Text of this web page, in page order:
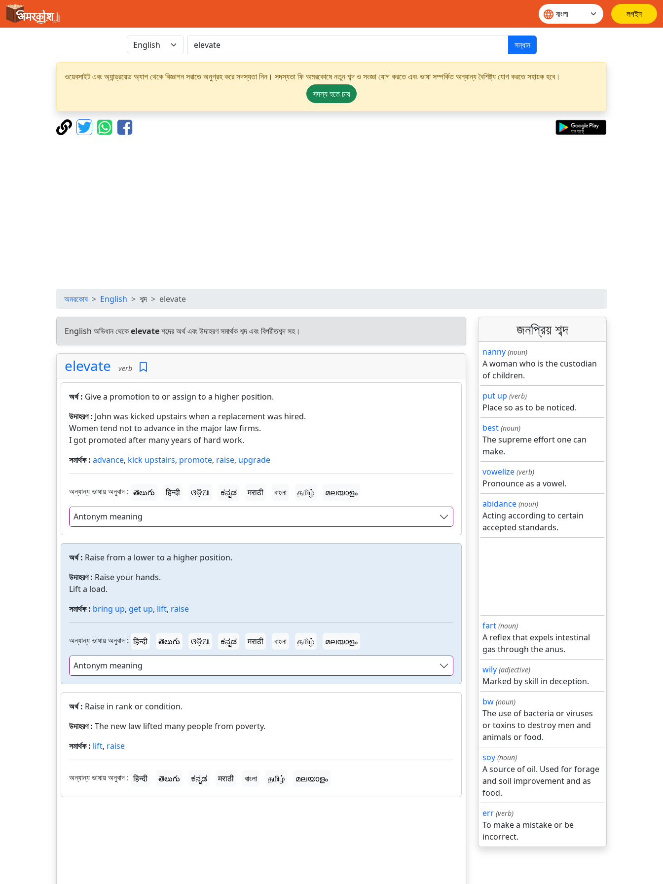
লগইন
সন্ধান
ওয়েবসাইট এবং অ্যান্ড্রয়েড অ্যাপ থেকে বিজ্ঞাপন সরাতে অনুগ্রহ করে সদস্যতা নিন। সদস্যতা ফি অমরকোষে নতুন শব্দ ও সংজ্ঞা যোগ করতে এবং ভাষা সম্পর্কিত অন্যান্য বৈশিষ্ট্য যোগ করতে সহায়ক হবে।
সদস্য হতে চায়
অমরকোষ English শব্দ elevate
English অভিধান থেকেelevateশব্দের অর্থ এবং উদাহরণ সমার্থক শব্দ এবং বিপরীতশব্দ সহ।
elevate verb
অর্থ : Give a promotion to or assign to a higher position.
উদাহরণ : John was kicked upstairs when a replacement was hired.
Women tend not to advance in the major law firms.
I got promoted after many years of hard work.
সমার্থক : advance, kick upstairs, promote, raise, upgrade
অন্যান্য ভাষায় অনুবাদ : తెలుగు हिन्दी ଓଡ଼ିଆ ಕನ್ನಡ मराठी বাংলা தமிழ் മലയാളം
Antonym meaning
অর্থ : Raise from a lower to a higher position.
উদাহরণ : Raise your hands.
Lift a load.
সমার্থক : bring up, get up, lift, raise
অন্যান্য ভাষায় অনুবাদ : हिन्दी తెలుగు ଓଡ଼ିଆ ಕನ್ನಡ मराठी বাংলা தமிழ் മലയാളം
Antonym meaning
অর্থ : Raise in rank or condition.
উদাহরণ : The new law lifted many people from poverty.
সমার্থক : lift, raise
অন্যান্য ভাষায় অনুবাদ : हिन्दी తెలుగు ಕನ್ನಡ मराठी বাংলা தமிழ் മലയാളം
জনপ্রিয় শব্দ
nanny (noun)
A woman who is the custodian
of children.
put up (verb)
Place so as to be noticed.
best (noun)
The supreme effort one can
make.
vowelize (verb)
Pronounce as a vowel.
abidance (noun)
Acting according to certain
accepted standards.
fart (noun)
A reflex that expels intestinal
gas through the anus.
wily (adjective)
Marked by skill in deception.
bw (noun)
The use of bacteria or viruses
or toxins to destroy men and
animals or food.
soy (noun)
A source of oil. Used for forage
and soil improvement and as
food.
err (verb)
To make a mistake or be
incorrect.